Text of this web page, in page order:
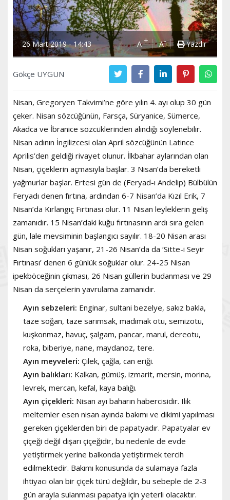
26 Mart 2019 - 14:43 A+ A- Yazdır
Gökçe UYGUN
Nisan, Gregoryen Takvimi’ne göre yılın 4. ayı olup 30 gün
çeker. Nisan sözcüğünün, Farsça, Süryanice, Sümerce,
Akadca ve İbranice sözcüklerinden alındığı söylenebilir.
Nisan adının İngilizcesi olan April sözcüğünün Latince
Aprilis’den geldiği rivayet olunur. İlkbahar aylarından olan
Nisan, çiçeklerin açmasıyla başlar. 3 Nisan’da bereketli
yağmurlar başlar. Ertesi gün de (Feryad-ı Andelip) Bülbülün
Feryadı denen fırtına, ardından 6-7 Nisan’da Kızıl Erik, 7
Nisan’da Kırlangıç Fırtınası olur. 11 Nisan leyleklerin geliş
zamanıdır. 15 Nisan’daki kuğu fırtınasının ardı sıra gelen
gün, lale mevsiminin başlangıcı sayılır. 18-20 Nisan arası
Nisan soğukları yaşanır, 21-26 Nisan’da da ‘Sitte-i Seyir
Fırtınası’ denen 6 günlük soğuklar olur. 24-25 Nisan
ipekböceğinin çıkması, 26 Nisan güllerin budanması ve 29
Nisan da serçelerin yavrulama zamanıdır.
Ayın sebzeleri: Enginar, sultani bezelye, sakız bakla,
taze soğan, taze sarımsak, madımak otu, semizotu,
kuşkonmaz, havuç, şalgam, pancar, marul, dereotu,
roka, biberiye, nane, maydanoz, tere.
Ayın meyveleri: Çilek, çağla, can eriği.
Ayın balıkları: Kalkan, gümüş, izmarit, mersin, morina,
levrek, mercan, kefal, kaya balığı.
Ayın çiçekleri: Nisan ayı baharın habercisidir. Ilık
meltemler esen nisan ayında bakımı ve dikimi yapılması
gereken çiçeklerden biri de papatyadır. Papatyalar ev
çiçeği değil dışarı çiçeğidir, bu nedenle de evde
yetiştirmek yerine balkonda yetiştirmek tercih
edilmektedir. Bakımı konusunda da sulamaya fazla
ihtiyacı olan bir çiçek türü değildir, bu sebeple de 2-3
gün arayla sulanması papatya için yeterli olacaktır.